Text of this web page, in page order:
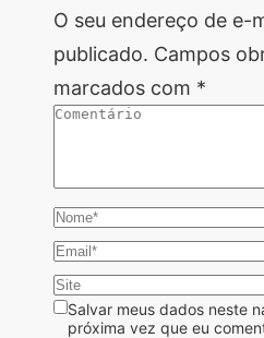
O seu endereço de e-
publicado. Campos
marcados com *
Salvar meus dados neste
próxima vez que eu